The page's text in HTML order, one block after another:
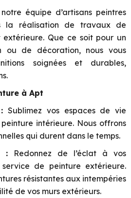
équipe d’artisans peintres
la réalisation de travaux de
Que ce soit pour un
ou de décoration, nous vous
soignées et durables,
à Apt
Sublimez vos espaces de vie
intérieure. Nous offrons
qui durent dans le temps.
: Redonnez de l’éclat à vos
de peinture extérieure.
résistantes aux intempéries
de vos murs extérieurs.